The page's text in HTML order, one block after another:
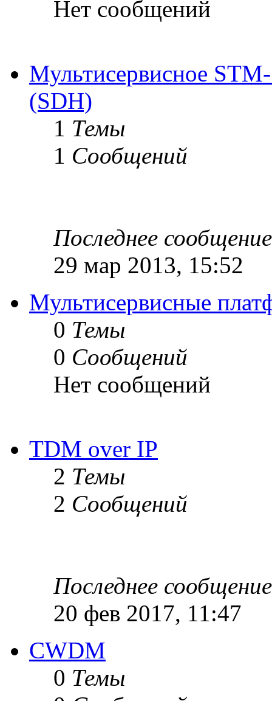
Нет сообщений
Мультисервисное
(SDH)
1 Темы
1 Сообщений
Последнее сообщение
29 мар 2013, 15:52
Мультисервисные
0 Темы
0 Сообщений
Нет сообщений
TDM over IP
2 Темы
2 Сообщений
Последнее сообщение
20 фев 2017, 11:47
CWDM
0 Темы